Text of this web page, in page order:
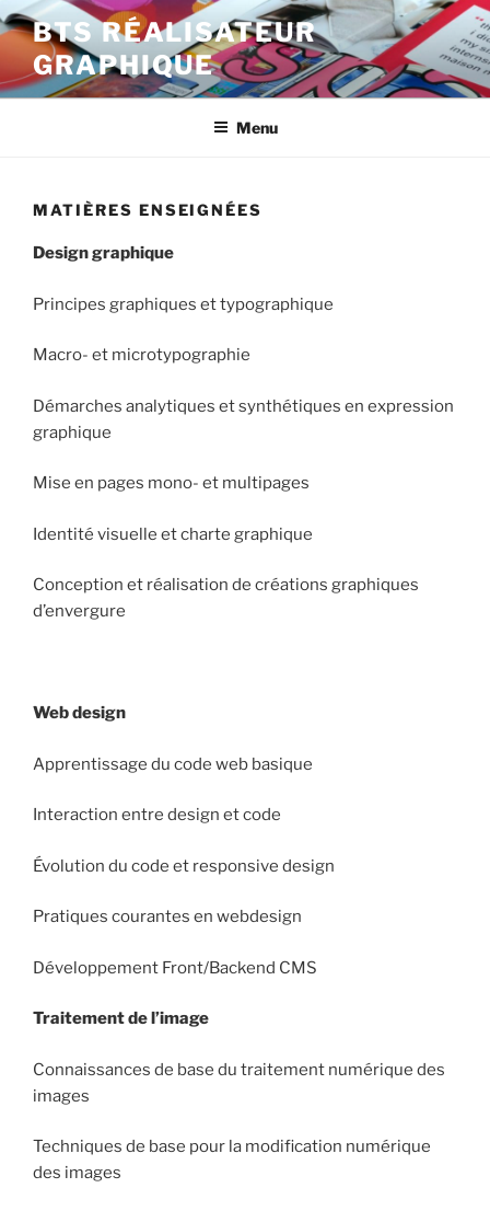
Skip
to
content
BTS RÉALISATEUR
GRAPHIQUE
Menu
MATIÈRES ENSEIGNÉES
Design graphique
Principes graphiques et typographique
Macro- et microtypographie
Démarches analytiques et synthétiques en expression
graphique
Mise en pages mono- et multipages
Identité visuelle et charte graphique
Conception et réalisation de créations graphiques
d’envergure
Web design
Apprentissage du code web basique
Interaction entre design et code
Évolution du code et responsive design
Pratiques courantes en webdesign
Développement Front/Backend CMS
Traitement de l’image
Connaissances de base du traitement numérique des
images
Techniques de base pour la modification numérique
des images